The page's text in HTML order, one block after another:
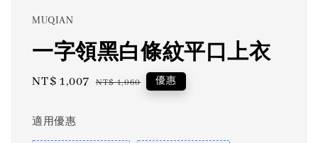
MUQIAN
一字領黑白條紋平口上衣
Sale
NT$ 1,007 Regular
NT$ 1,060 優惠
適用優惠